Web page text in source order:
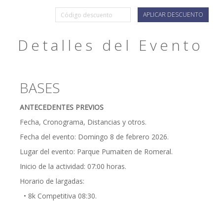
APLICAR DESCUENTO
Detalles del Evento
BASES
ANTECEDENTES PREVIOS
Fecha, Cronograma, Distancias y otros.
Fecha del evento: Domingo 8 de febrero 2026.
Lugar del evento: Parque Pumaiten de Romeral.
Inicio de la actividad: 07:00 horas.
Horario de largadas:
• 8k Competitiva 08:30.